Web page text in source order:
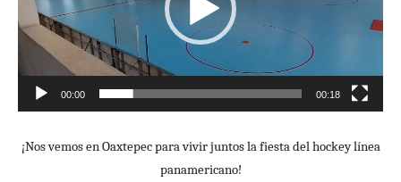
00:00 00:18
¡Nos vemos en Oaxtepec para vivir juntos la fiesta del hockey línea
panamericano!